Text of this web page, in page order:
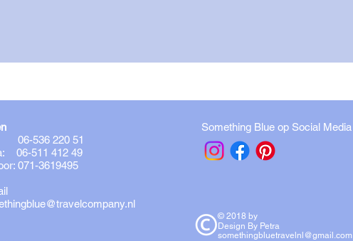
06-536 220 51
06-511 412 49
071-3619495
Something Blue op Social Media
© 2018 by
Design By Petra
somethingbluetravelnl@gmail.com